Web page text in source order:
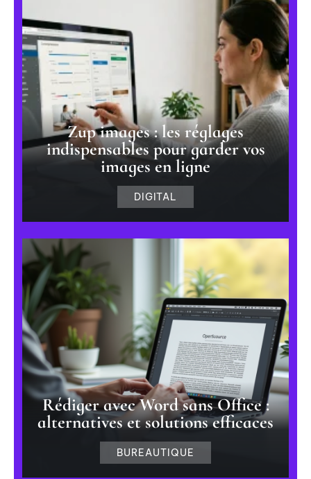
Zup images : les réglages
indispensables pour garder vos
images en ligne
DIGITAL
Rédiger avec Word sans Office :
alternatives et solutions efficaces
BUREAUTIQUE